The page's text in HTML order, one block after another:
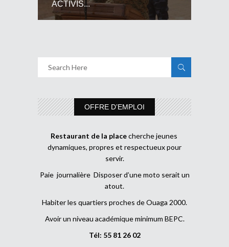
ACTIVIS...
OFFRE D’EMPLOI
Restaurant de la placecherche jeunes
dynamiques, propres et respectueux pour
servir.
Paie journalière Disposer d’une moto serait un
atout.
Habiter les quartiers proches de Ouaga 2000.
Avoir un niveau académique minimum BEPC.
Tél: 55 81 26 02